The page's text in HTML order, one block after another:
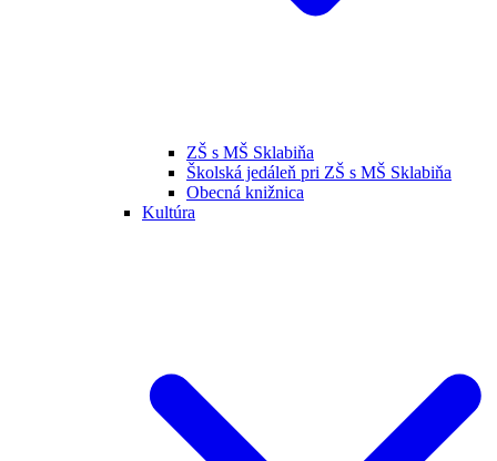
ZŠ s MŠ Sklabiňa
Školská jedáleň pri ZŠ s MŠ Sklabiňa
Obecná knižnica
Kultúra